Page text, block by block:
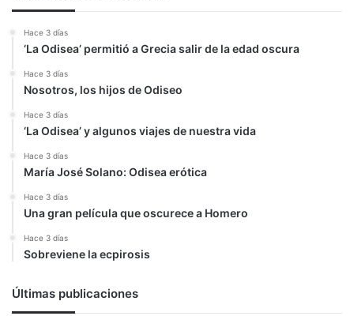
Hace 3 días
‘La Odisea’ permitió a Grecia salir de la edad oscura
Hace 3 días
Nosotros, los hijos de Odiseo
Hace 3 días
‘La Odisea’ y algunos viajes de nuestra vida
Hace 3 días
María José Solano: Odisea erótica
Hace 3 días
Una gran película que oscurece a Homero
Hace 3 días
Sobreviene la ecpirosis
Últimas publicaciones